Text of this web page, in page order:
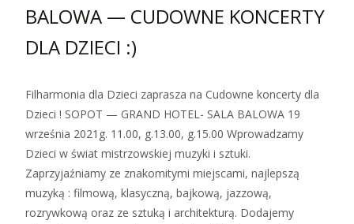
BALOWA — CUDOWNE KONCERTY
DLA DZIECI :)
Filharmonia dla Dzieci zaprasza na Cudowne koncerty dla
Dzieci ! SOPOT — GRAND HOTEL- SALA BALOWA 19
września 2021g. 11.00, g.13.00, g.15.00 Wprowadzamy
Dzieci w świat mistrzowskiej muzyki i sztuki.
Zaprzyjaźniamy ze znakomitymi miejscami, najlepszą
muzyką : filmową, klasyczną, bajkową, jazzową,
rozrywkową oraz ze sztuką i architekturą. Dodajemy